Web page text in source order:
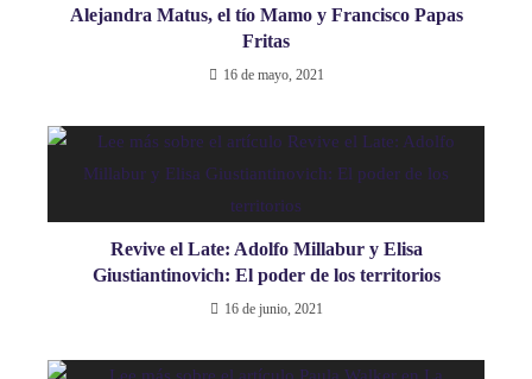
Alejandra Matus, el tío Mamo y Francisco Papas
Fritas
16 de mayo, 2021
Revive el Late: Adolfo Millabur y Elisa
Giustiantinovich: El poder de los territorios
16 de junio, 2021